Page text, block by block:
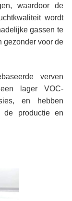
waardoor de
wordt
gassen te
gezonder voor de
verven
lager VOC-
en hebben
de productie en